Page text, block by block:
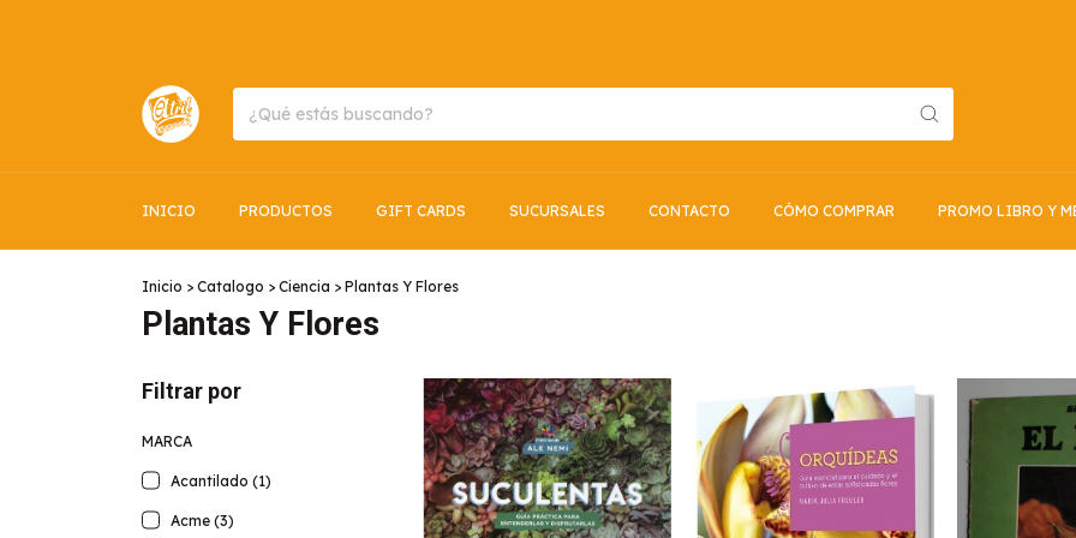
INICIO PRODUCTOS GIFT CARDS SUCURSALES CONTACTO CÓMO COMPRAR PROMO LIBRO Y
Inicio > Catalogo > Ciencia > Plantas Y Flores
Plantas Y Flores
Filtrar por
MARCA
Acantilado (1)
Acme (3)